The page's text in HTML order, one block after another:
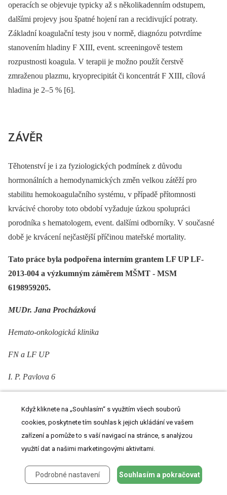
operacích se objevuje typicky až s několikadenním odstupem,
dalšími projevy jsou špatné hojení ran a recidivující potraty.
Základní koagulační testy jsou v normě, diagnózu potvrdíme
stanovením hladiny F XIII, event. screeningově testem
rozpustnosti koagula. V terapii je možno použít čerstvě
zmraženou plazmu, kryoprecipitát či koncentrát F XIII, cílová
hladina je 2–5 % [6].
ZÁVĚR
Těhotenství je i za fyziologických podmínek z důvodu
hormonálních a hemodynamických změn velkou zátěží pro
stabilitu hemokoagulačního systému, v případě přítomnosti
krvácivé choroby toto období vyžaduje úzkou spolupráci
porodníka s hematologem, event. dalšími odborníky. V současné
době je krvácení nejčastější příčinou mateřské mortality.
Tato práce byla podpořena interním grantem LF UP LF-
2013-004 a výzkumným záměrem MŠMT -⁠ MSM
6198959205.
MUDr. Jana Procházková
Hemato-onkologická klinika
FN a LF UP
I. P. Pavlova 6
jana.prochazkova@fnol.cz
ZDROJE
Když kliknete na „Souhlasím“ s využitím všech souborů
cookies, poskytnete tím souhlas k jejich ukládání ve vašem
zařízení a pomůže to s vaší navigací na stránce, s analýzou
využití dat a našimi marketingovými aktivitami.
Podrobné nastavení Souhlasím a pokračovat